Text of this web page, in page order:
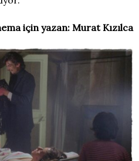
için yazan: Murat Kızılca